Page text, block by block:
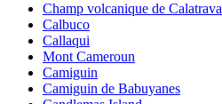
Champ volcanique de Calatrava
Calbuco
Callaqui
Mont Cameroun
Camiguin
Camiguin de Babuyanes